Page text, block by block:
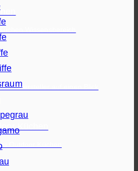
Hersteller auf einen Blick
Küchen
Outdoor Küchen